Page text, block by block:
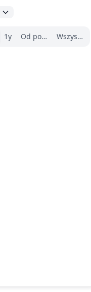
1y Od początku roku
Wszystko